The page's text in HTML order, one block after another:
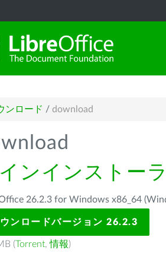
ンロード / download
ンインストー
26.2.3 for Windows x86_64
ンロードバージョン 26.2.3
(Torrent,情報)